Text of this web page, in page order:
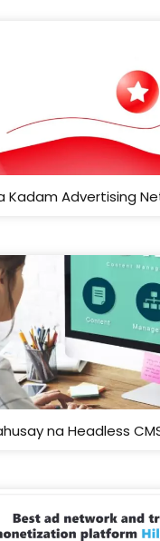
Kadam Advertising
na Headless